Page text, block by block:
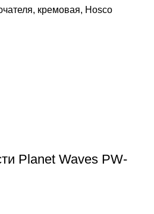
кремовая, Hosco
Planet Waves PW-